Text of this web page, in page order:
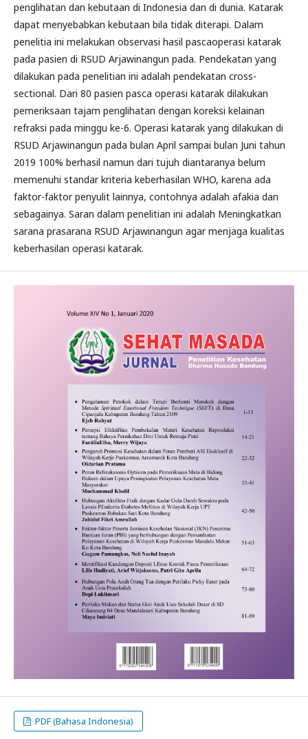
penglihatan dan kebutaan di Indonesia dan di dunia. Katarak
dapat menyebabkan kebutaan bila tidak diterapi. Dalam
penelitia ini melakukan observasi hasil pascaoperasi katarak
pada pasien di RSUD Arjawinangun pada. Pendekatan yang
dilakukan pada penelitian ini adalah pendekatan cross-
sectional. Dari 80 pasien pasca operasi katarak dilakukan
pemeriksaan tajam penglihatan dengan koreksi kelainan
refraksi pada minggu ke-6. Operasi katarak yang dilakukan di
RSUD Arjawinangun pada bulan April sampai bulan Juni tahun
2019 100% berhasil namun dari tujuh diantaranya belum
memenuhi standar kriteria keberhasilan WHO, karena ada
faktor-faktor penyulit lainnya, contohnya adalah afakia dan
sebagainya. Saran dalam penelitian ini adalah Meningkatkan
sarana prasarana RSUD Arjawinangun agar menjaga kualitas
keberhasilan operasi katarak.
PDF (Bahasa Indonesia)